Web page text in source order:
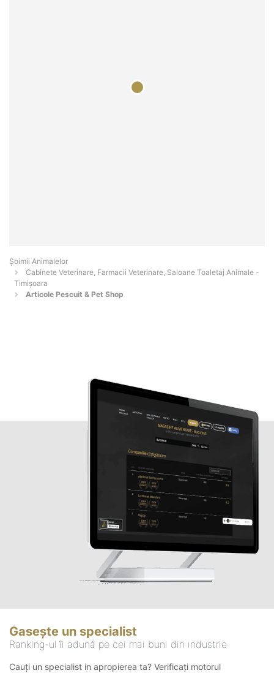
Şoimii Animalelor
Cabinete Veterinare, Farmacii Veterinare, Saloane Toaletaj Animale -
Timişoara
Articole Pescuit & Pet Shop
Gasește un specialist
Ranking-ul îi adună pe cei mai buni din industrie
Cauți un specialist in apropierea ta? Verificați motorul